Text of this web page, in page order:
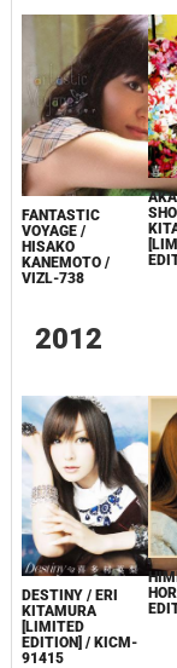
FANTASTIC
VOYAGE /
HISAKO
KANEMOTO /
VIZL-738
2012
DESTINY / ERI
KITAMURA
[LIMITED
EDITION] / KICM-
91415